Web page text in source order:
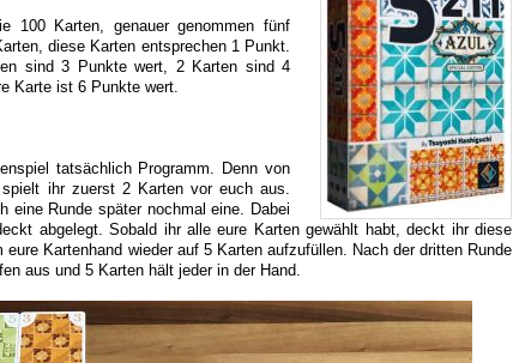
100 Karten, genauer genommen fünf
diese Karten entsprechen 1 Punkt.
sind 3 Punkte wert, 2 Karten sind 4
Karte ist 6 Punkte wert.
tatsächlich Programm. Denn von
ihr zuerst 2 Karten vor euch aus.
eine Runde später nochmal eine. Dabei
abgelegt. Sobald ihr alle eure Karten gewählt habt, deckt ihr diese
Kartenhand wieder auf 5 Karten aufzufüllen. Nach der dritten Runde
aus und 5 Karten hält jeder in der Hand.